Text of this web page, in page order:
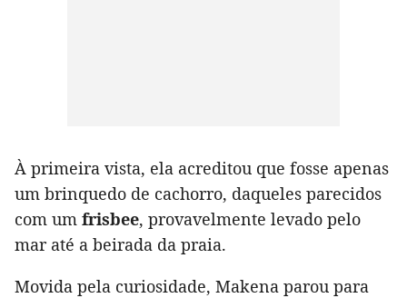
À primeira vista, ela acreditou que fosse apenas
um brinquedo de cachorro, daqueles parecidos
com um frisbee, provavelmente levado pelo
mar até a beirada da praia.
Movida pela curiosidade, Makena parou para